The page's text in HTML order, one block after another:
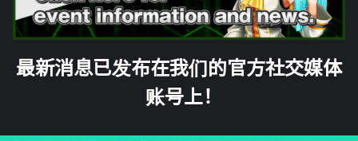
最新消息已发布在我们的官方社交媒体
账号上！